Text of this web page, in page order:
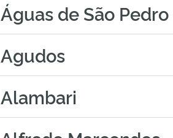
Águas de São Pedro
Agudos
Alambari